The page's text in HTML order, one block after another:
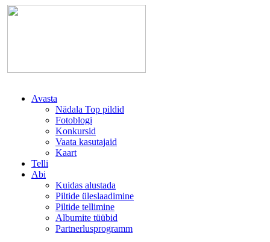
Avasta
Nädala Top pildid
Fotoblogi
Konkursid
Vaata kasutajaid
Kaart
Telli
Abi
Kuidas alustada
Piltide üleslaadimine
Piltide tellimine
Albumite tüübid
Partnerlusprogramm